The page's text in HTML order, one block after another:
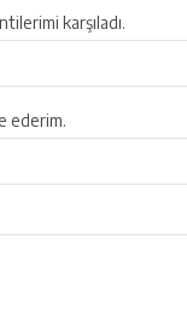
karşıladı.
ederim.